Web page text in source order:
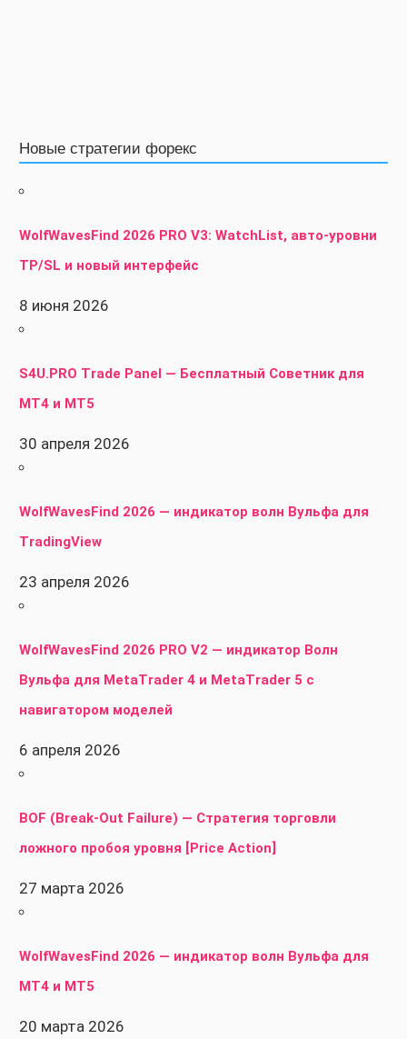
Новые стратегии форекс
WolfWavesFind 2026 PRO V3: WatchList, авто-уровни
TP/SL и новый интерфейс
8 июня 2026
S4U.PRO Trade Panel — Бесплатный Советник для
MT4 и MT5
30 апреля 2026
WolfWavesFind 2026 — индикатор волн Вульфа для
TradingView
23 апреля 2026
WolfWavesFind 2026 PRO V2 — индикатор Волн
Вульфа для MetaTrader 4 и MetaTrader 5 с
навигатором моделей
6 апреля 2026
BOF (Break-Out Failure) — Стратегия торговли
ложного пробоя уровня [Price Action]
27 марта 2026
WolfWavesFind 2026 — индикатор волн Вульфа для
MT4 и MT5
20 марта 2026